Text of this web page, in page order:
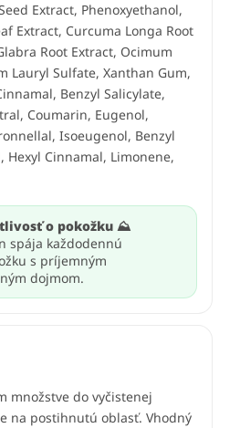
Extract, Phenoxyethanol,
Extract, Curcuma Longa Root
Root Extract, Ocimum
Lauryl Sulfate, Xanthan Gum,
Benzyl Salicylate,
Coumarin, Eugenol,
Isoeugenol, Benzyl
Hexyl Cinnamal, Limonene,
o pokožku ⛰️
spája každodennú
s príjemným
dojmom.
množstve do vyčistenej
na postihnutú oblasť. Vhodný